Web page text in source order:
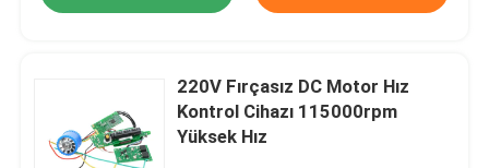
220V Fırçasız DC Motor Hız
Kontrol Cihazı 115000rpm
Yüksek Hız